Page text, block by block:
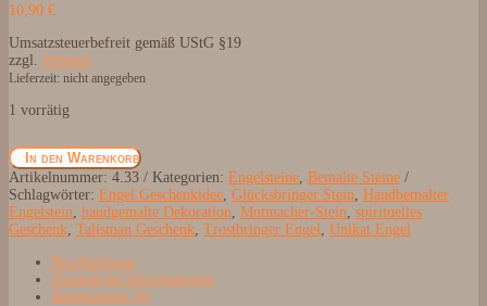
10,90 €
Umsatzsteuerbefreit gemäß UStG §19
zzgl. Versand
Lieferzeit: nicht angegeben
1 vorrätig
Handbemalter
Engelstein
–
Einzigartiger
Talisman
und
Glücksbringer
Menge
In den Warenkorb
Artikelnummer: 4.33 Kategorien: Engelsteine Bemalte Steine
Schlagwörter: Engel Geschenkidee Glücksbringer Stein Handbemalter
Engelstein handgemalte Dekoration Mutmacher-Stein spirituelles
Geschenk Talisman Geschenk Trostbringer Engel
Unikat Engel
Beschreibung
Zusätzliche Informationen
Rezensionen (0)